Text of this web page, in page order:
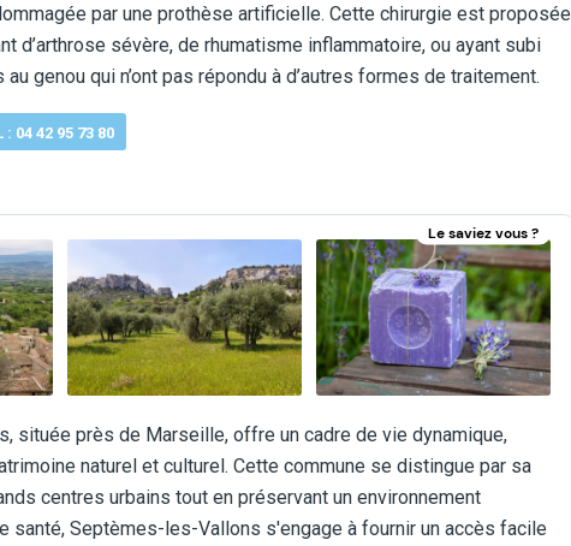
par une prothèse artificielle. Cette chirurgie est proposée
d’arthrose sévère, de rhumatisme inflammatoire, ou ayant subi
genou qui n’ont pas répondu à d’autres formes de traitement.
: 04 42 95 73 80
Le saviez vous ?
située près de Marseille, offre un cadre de vie dynamique,
naturel et culturel. Cette commune se distingue par sa
centres urbains tout en préservant un environnement
santé, Septèmes-les-Vallons s'engage à fournir un accès facile